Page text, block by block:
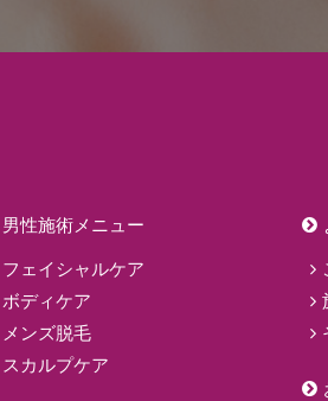
男性施術メニュー
フェイシャルケア
ボディケア
メンズ脱毛
スカルプケア